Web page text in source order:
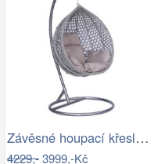
Závěsné houpací křeslo Houseland Imogen…
4229,-3999,-Kč